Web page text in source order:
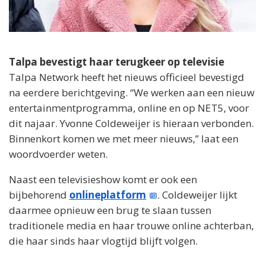
Talpa bevestigt haar terugkeer op televisie
Talpa Network heeft het nieuws officieel bevestigd
na eerdere berichtgeving. “We werken aan een nieuw
entertainmentprogramma, online en op NET5, voor
dit najaar. Yvonne Coldeweijer is hieraan verbonden.
Binnenkort komen we met meer nieuws,” laat een
woordvoerder weten.
Naast een televisieshow komt er ook een
bijbehorend onlineplatform
. Coldeweijer lijkt
daarmee opnieuw een brug te slaan tussen
traditionele media en haar trouwe online achterban,
die haar sinds haar vlogtijd blijft volgen.